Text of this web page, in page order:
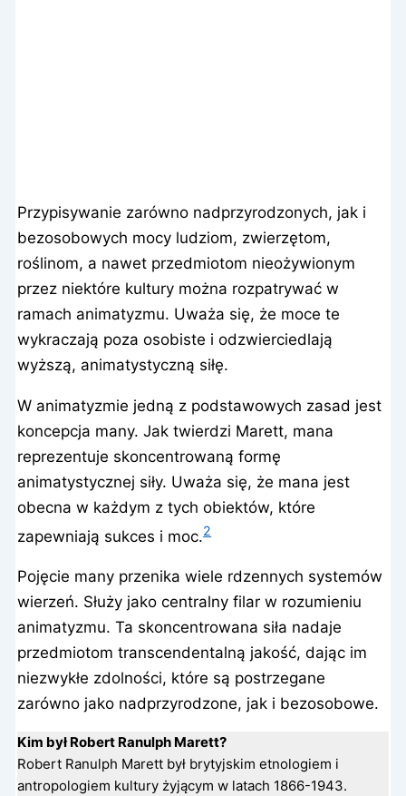
Przypisywanie zarówno nadprzyrodzonych, jak i
bezosobowych mocy ludziom, zwierzętom,
roślinom, a nawet przedmiotom nieożywionym
przez niektóre kultury można rozpatrywać w
ramach animatyzmu. Uważa się, że moce te
wykraczają poza osobiste i odzwierciedlają
wyższą, animatystyczną siłę.
W animatyzmie jedną z podstawowych zasad jest
koncepcja many. Jak twierdzi Marett, mana
reprezentuje skoncentrowaną formę
animatystycznej siły. Uważa się, że mana jest
obecna w każdym z tych obiektów, które
zapewniają sukces i moc.2
Pojęcie many przenika wiele rdzennych systemów
wierzeń. Służy jako centralny filar w rozumieniu
animatyzmu. Ta skoncentrowana siła nadaje
przedmiotom transcendentalną jakość, dając im
niezwykłe zdolności, które są postrzegane
zarówno jako nadprzyrodzone, jak i bezosobowe.
Kim był Robert Ranulph Marett?
Robert Ranulph Marett był brytyjskim etnologiem i
antropologiem kultury żyjącym w latach 1866-1943.